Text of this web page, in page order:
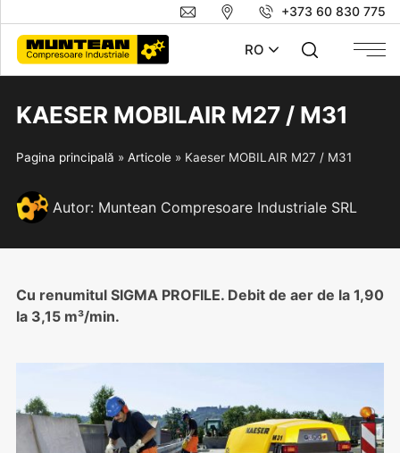
+373 60 830 775
RO
KAESER MOBILAIR M27 / M31
Pagina principală » Articole » Kaeser MOBILAIR M27 / M31
Autor: Muntean Compresoare Industriale SRL
Cu renumitul SIGMA PROFILE. Debit de aer de la 1,90
la 3,15 m³/min.